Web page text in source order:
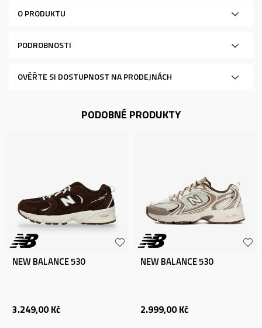
O PRODUKTU
PODROBNOSTI
OVĚŘTE SI DOSTUPNOST NA PRODEJNÁCH
PODOBNÉ PRODUKTY
NEW BALANCE 530
3.249,00 Kč
NEW BALANCE 530
2.999,00 Kč